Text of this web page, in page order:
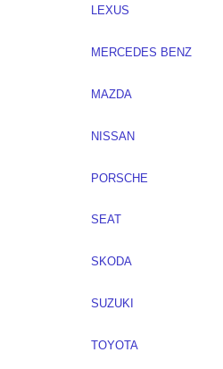
LEXUS
MERCEDES BENZ
MAZDA
NISSAN
PORSCHE
SEAT
SKODA
SUZUKI
TOYOTA